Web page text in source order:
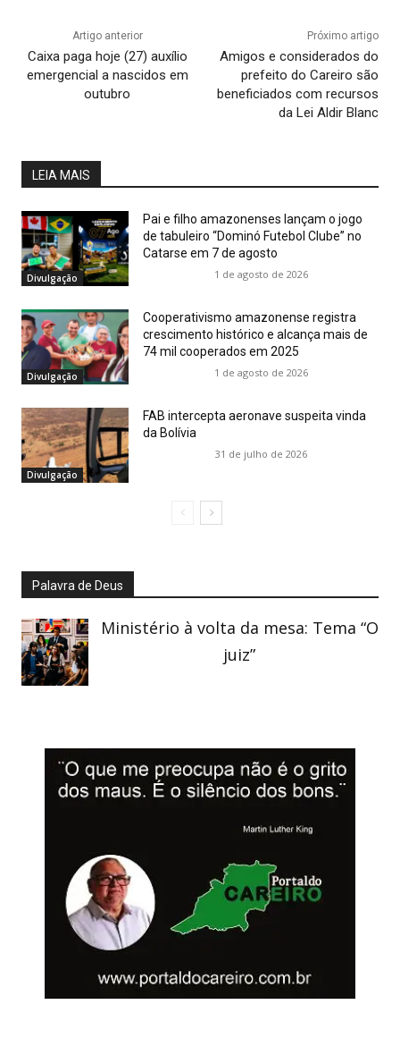
Artigo anterior
Caixa paga hoje (27) auxílio
emergencial a nascidos em
outubro
Próximo artigo
Amigos e considerados do
prefeito do Careiro são
beneficiados com recursos
da Lei Aldir Blanc
LEIA MAIS
Divulgação
Pai e filho amazonenses lançam o jogo
de tabuleiro “Dominó Futebol Clube” no
Catarse em 7 de agosto
1 de agosto de 2026
Divulgação
Cooperativismo amazonense registra
crescimento histórico e alcança mais de
74 mil cooperados em 2025
1 de agosto de 2026
Divulgação
FAB intercepta aeronave suspeita vinda
da Bolívia
31 de julho de 2026
Palavra de Deus
Ministério à volta da mesa: Tema “O
juiz”